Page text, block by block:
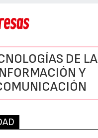
DE LA
Y